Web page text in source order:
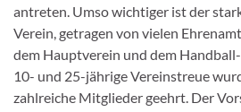
antreten. Umso wichtiger ist der
Verein, getragen von vielen
dem Hauptverein und dem
10- und 25-jährige Vereinstreue
zahlreiche Mitglieder geehrt. Der